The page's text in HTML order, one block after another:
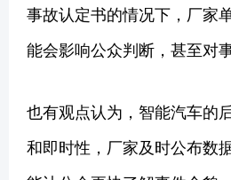
事故认定书的情况下，厂家
能会影响公众判断，甚至对
也有观点认为，智能汽车的
和即时性，厂家及时公布数